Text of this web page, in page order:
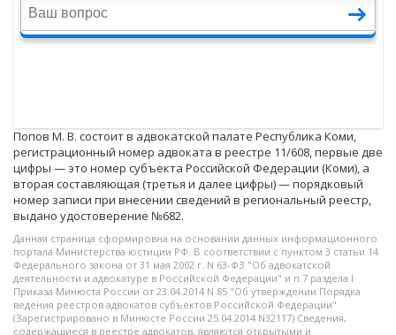
Попов М. В. состоит в адвокатской палате Республика Коми,
регистрационный номер адвоката в реестре 11/608, первые две
цифры — это номер субъекта Российской Федерации (Коми), а
вторая составляющая (третья и далее цифры) — порядковый
номер записи при внесении сведений в региональный реестр,
выдано удостоверение №682.
Данная страница сформировна на основании данных информационного
портала Министерства юстиции РФ. В соответствии с пунктом 3 статьи 14
Федерального закона от 31 мая 2002 г. N 63-ФЗ "Об адвокатской
деятельности и адвокатуре в Российской Федерации" и п.7 раздела I
Приказа Минюста России от 23.04.2014 N 85 "Об утверждении Порядка
ведения реестров адвокатов субъектов Российской Федерации"
(Зарегистрировано в Минюсте России 25.04.2014 N32117) Сведения,
содержащиеся в реестре адвокатов, являются открытыми и